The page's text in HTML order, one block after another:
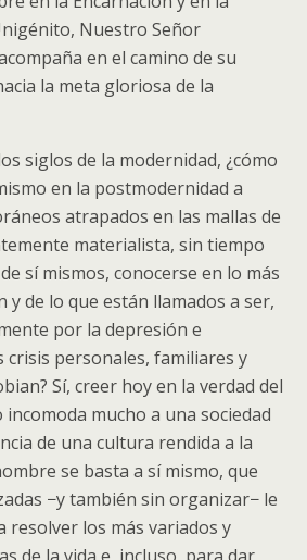
Nuestro Señor
en el camino de su
la meta gloriosa de la
siglos de la modernidad, ¿cómo
en la postmodernidad a
atrapados en las mallas de
materialista, sin tiempo
sí mismos, conocerse en lo más
y de lo que están llamados a ser,
por la depresión e
crisis personales, familiares y
Sí, creer hoy en la verdad del
mucho a una sociedad
de una cultura rendida a la
se basta a sí mismo, que
−y también sin organizar− le
resolver los más variados y